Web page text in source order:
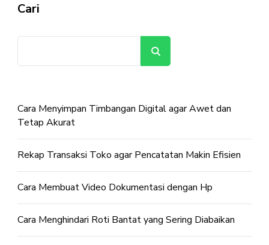
Cari
Cara Menyimpan Timbangan Digital agar Awet dan
Tetap Akurat
Rekap Transaksi Toko agar Pencatatan Makin Efisien
Cara Membuat Video Dokumentasi dengan Hp
Cara Menghindari Roti Bantat yang Sering Diabaikan